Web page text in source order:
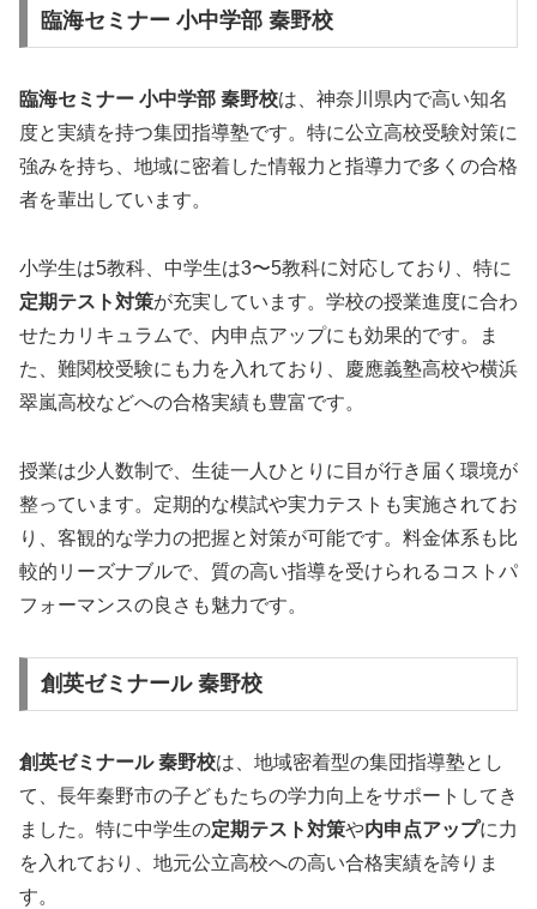
臨海セミナー 小中学部 秦野校
臨海セミナー 小中学部 秦野校は、神奈川県内で高い知名
度と実績を持つ集団指導塾です。特に公立高校受験対策に
強みを持ち、地域に密着した情報力と指導力で多くの合格
者を輩出しています。
小学生は5教科、中学生は3〜5教科に対応しており、特に
定期テスト対策が充実しています。学校の授業進度に合わ
せたカリキュラムで、内申点アップにも効果的です。ま
た、難関校受験にも力を入れており、慶應義塾高校や横浜
翠嵐高校などへの合格実績も豊富です。
授業は少人数制で、生徒一人ひとりに目が行き届く環境が
整っています。定期的な模試や実力テストも実施されてお
り、客観的な学力の把握と対策が可能です。料金体系も比
較的リーズナブルで、質の高い指導を受けられるコストパ
フォーマンスの良さも魅力です。
創英ゼミナール 秦野校
創英ゼミナール 秦野校は、地域密着型の集団指導塾とし
て、長年秦野市の子どもたちの学力向上をサポートしてき
ました。特に中学生の定期テスト対策や内申点アップに力
を入れており、地元公立高校への高い合格実績を誇りま
す。